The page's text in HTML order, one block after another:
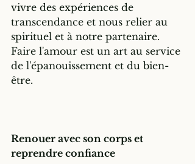
vivre des expériences de
transcendance et nous relier au
spirituel et à notre partenaire.
Faire l'amour est un art au service
de l'épanouissement et du bien-
être.
Renouer avec son corps et
reprendre confiance